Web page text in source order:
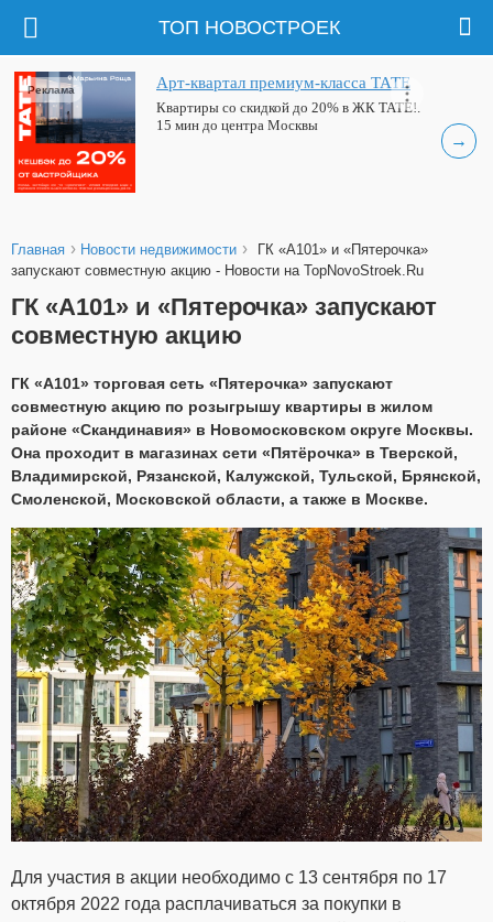
ТОП НОВОСТРОЕК
→
Арт-квартал премиум-класса ТАТЕ
Квартиры со скидкой до 20% в ЖК ТАТЕ!.
15 мин до центра Москвы
Реклама
Главная › Новости недвижимости ›
ГК «А101» и «Пятерочка»
запускают совместную акцию - Новости на TopNovoStroek.Ru
ГК «А101» и «Пятерочка» запускают
совместную акцию
ГК «А101» торговая сеть «Пятерочка» запускают
совместную акцию по розыгрышу квартиры в жилом
районе «Скандинавия» в Новомосковском округе Москвы.
Она проходит в магазинах сети «Пятёрочка» в Тверской,
Владимирской, Рязанской, Калужской, Тульской, Брянской,
Смоленской, Московской области, а также в Москве.
Для участия в акции необходимо с 13 сентября по 17
октября 2022 года расплачиваться за покупки в